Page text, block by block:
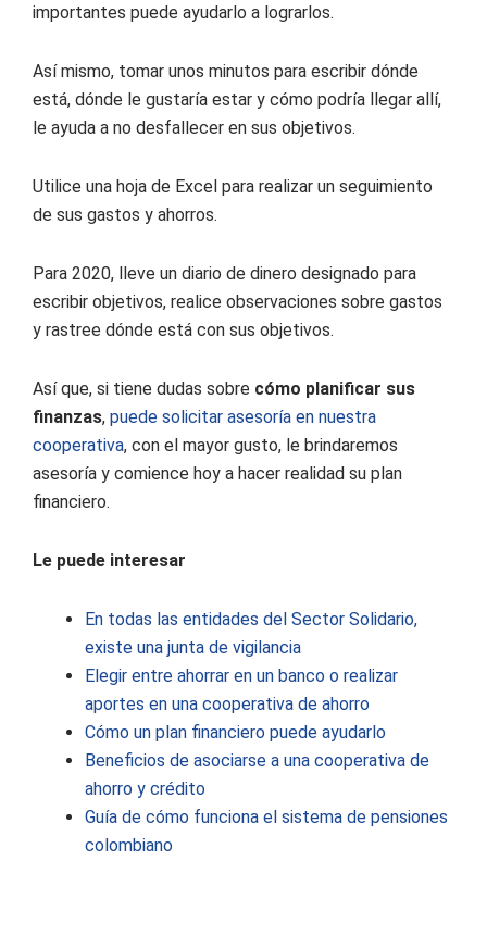
importantes puede ayudarlo a lograrlos.
Así mismo, tomar unos minutos para escribir dónde
está, dónde le gustaría estar y cómo podría llegar allí,
le ayuda a no desfallecer en sus objetivos.
Utilice una hoja de Excel para realizar un seguimiento
de sus gastos y ahorros.
Para 2020, lleve un diario de dinero designado para
escribir objetivos, realice observaciones sobre gastos
y rastree dónde está con sus objetivos.
Así que, si tiene dudas sobre cómo planificar sus
finanzas, puede solicitar asesoría en nuestra
cooperativa, con el mayor gusto, le brindaremos
asesoría y comience hoy a hacer realidad su plan
financiero.
Le puede interesar
En todas las entidades del Sector Solidario,
existe una junta de vigilancia
Elegir entre ahorrar en un banco o realizar
aportes en una cooperativa de ahorro
Cómo un plan financiero puede ayudarlo
Beneficios de asociarse a una cooperativa de
ahorro y crédito
Guía de cómo funciona el sistema de pensiones
colombiano